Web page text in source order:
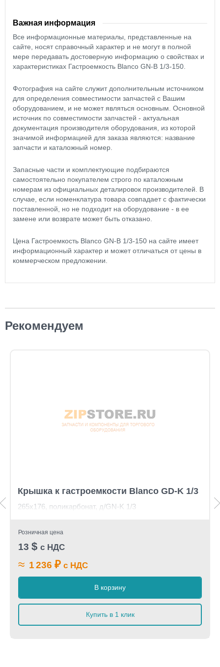
Важная информация
Все информационные материалы, представленные на
сайте, носят справочный характер и не могут в полной
мере передавать достоверную информацию о свойствах и
характеристиках Гастроемкость Blanco GN-B 1/3-150.
Фотография на сайте служит дополнительным источником
для определения совместимости запчастей с Вашим
оборудованием, и не может являться основным. Основной
источник по совместимости запчастей - актуальная
документация производителя оборудования, из которой
значимой информацией для заказа являются: название
запчасти и каталожный номер.
Запасные части и комплектующие подбираются
самостоятельно покупателем строго по каталожным
номерам из официальных деталировок производителей. В
случае, если номенклатура товара совпадает с фактически
поставленной, но не подходит на оборудование - в ее
замене или возврате может быть отказано.
Цена Гастроемкость Blanco GN-B 1/3-150 на сайте имеет
информационный характер и может отличаться от цены в
коммерческом предложении.
Рекомендуем
Крышка к гастроемкости Blanco GD-K 1/3
265х176, поликарбонат, д/GN-K 1/3
Розничная цена
13 $ с НДС
≈ 1 236 ₽ с НДС
В корзину
Купить в 1 клик